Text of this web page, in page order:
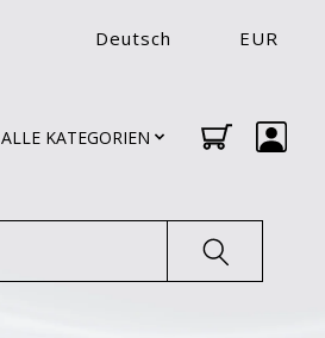
Deutsch EUR
ALLE KATEGORIEN